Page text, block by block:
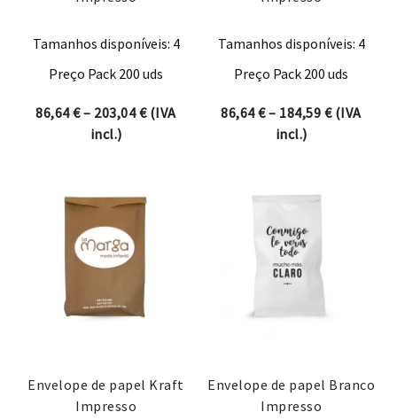
Tamanhos disponíveis: 4
Preço Pack 200 uds
86,64€– 203,04€Price range: 86,64 € through 203,04 €
(IVA
incl.)
Tamanhos disponíveis: 4
Preço Pack 200 uds
86,64€– 184,59 €Price
(IVA
incl.)
Envelope de papel Kraft
Impresso
Envelope de papel Branco
Impresso